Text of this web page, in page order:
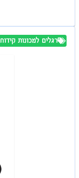
רגלים למכונות קידוח